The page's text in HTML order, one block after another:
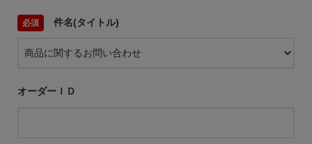
件名(タイトル)
オーダーＩＤ